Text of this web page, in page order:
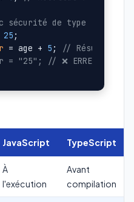
sécurité de type
25
= age + 5 ;
// Résultat :
= "25"; // ❌ ERREUR
JavaScript TypeScript
À
l'exécution
Avant
compilation